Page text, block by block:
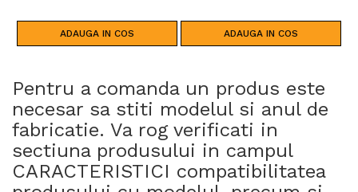
ADAUGA IN COS ADAUGA IN COS
Pentru a comanda un produs este
necesar sa stiti modelul si anul de
fabricatie. Va rog verificati in
sectiuna produsului in campul
CARACTERISTICI compatibilitatea